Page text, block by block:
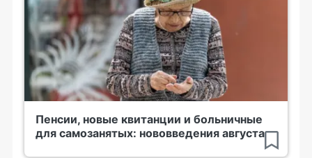
Пенсии, новые квитанции и больничные
для самозанятых: нововведения августа